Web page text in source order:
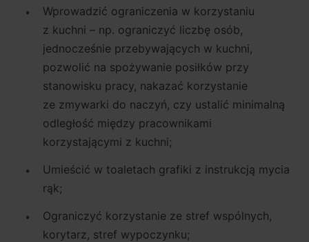
Wprowadzić ograniczenia w korzystaniu
z kuchni – np. ograniczyć liczbę osób,
jednocześnie przebywających w kuchni,
pozwolić na spożywanie posiłków przy
stanowisku pracy, nakazać korzystanie
ze zmywarki do naczyń, czy ustalić minimalną
odległość między pracownikami
korzystającymi z kuchni;
Umieścić w toaletach grafiki z instrukcją mycia
rąk;
Ograniczyć korzystanie ze stref wspólnych,
korytarz, stref wypoczynku;